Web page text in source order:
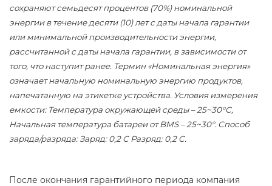
сохраняют семьдесят процентов (70%) номинальной
энергии в течение десяти (10) лет с даты начала гарантии
или минимальной производительности энергии,
рассчитанной с даты начала гарантии, в зависимости от
того, что наступит ранее. Термин «Номинальная энергия»
означает начальную номинальную энергию продуктов,
напечатанную на этикетке устройства. Условия измерения
емкости: Температура окружающей среды – 25~30°С,
Начальная температура батареи от BMS – 25~30°. Способ
заряда/разряда: Заряд: 0,2 C Разряд: 0,2 C.
После окончания гарантийного периода компания